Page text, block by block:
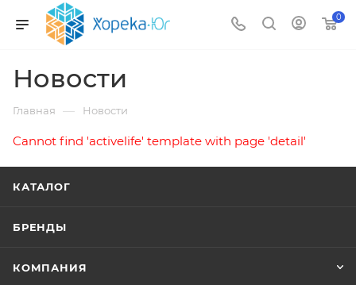
0
Новости
Главная — Новости
Cannot find 'activelife' template with page 'detail'
КАТАЛОГ
БРЕНДЫ
КОМПАНИЯ